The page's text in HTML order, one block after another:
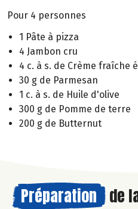
Pour 4 personnes
1 Pâte à pizza
4 Jambon cru
4 c. à s. de Crème fraîche
30 g de Parmesan
1 c. à s. de Huile d'olive
300 g de Pomme de terre
200 g de Butternut
Préparation de